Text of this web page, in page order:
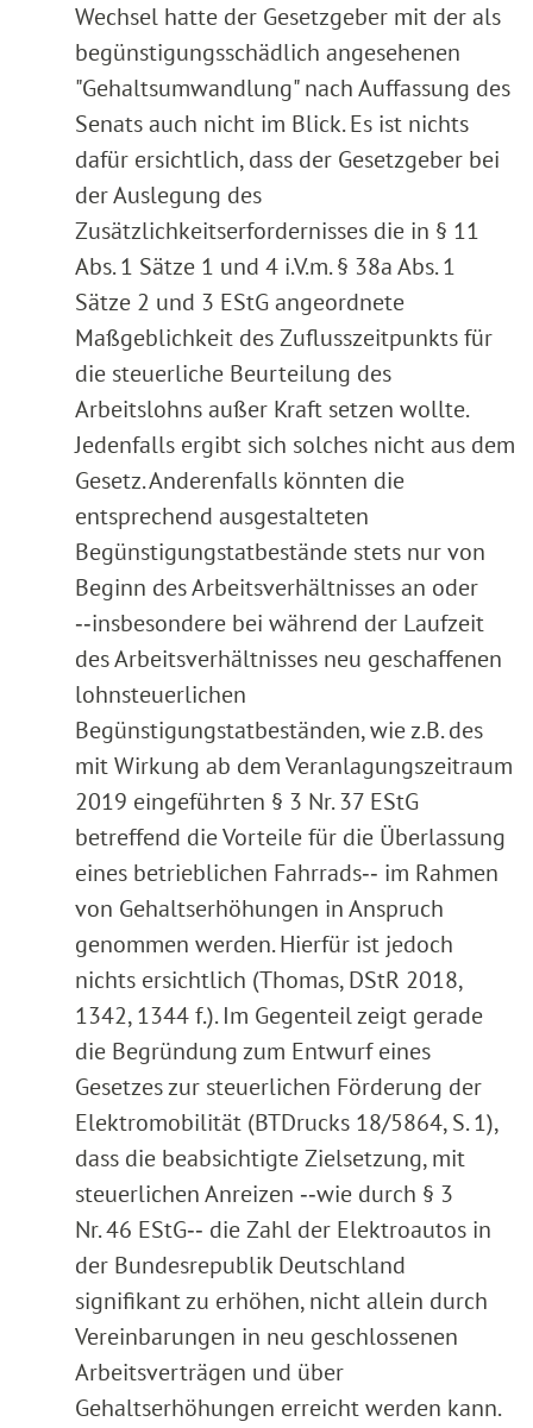
Wechsel hatte der Gesetzgeber mit der als
begünstigungsschädlich angesehenen
"Gehaltsumwandlung" nach Auffassung des
Senats auch nicht im Blick. Es ist nichts
dafür ersichtlich, dass der Gesetzgeber bei
der Auslegung des
Zusätzlichkeitserfordernisses die in § 11
Abs. 1 Sätze 1 und 4 i.V.m. § 38a Abs. 1
Sätze 2 und 3 EStG angeordnete
Maßgeblichkeit des Zuflusszeitpunkts für
die steuerliche Beurteilung des
Arbeitslohns außer Kraft setzen wollte.
Jedenfalls ergibt sich solches nicht aus dem
Gesetz. Anderenfalls könnten die
entsprechend ausgestalteten
Begünstigungstatbestände stets nur von
Beginn des Arbeitsverhältnisses an oder
‑‑insbesondere bei während der Laufzeit
des Arbeitsverhältnisses neu geschaffenen
lohnsteuerlichen
Begünstigungstatbeständen, wie z.B. des
mit Wirkung ab dem Veranlagungszeitraum
2019 eingeführten § 3 Nr. 37 EStG
betreffend die Vorteile für die Überlassung
eines betrieblichen Fahrrads‑‑ im Rahmen
von Gehaltserhöhungen in Anspruch
genommen werden. Hierfür ist jedoch
nichts ersichtlich (Thomas, DStR 2018,
1342, 1344 f.). Im Gegenteil zeigt gerade
die Begründung zum Entwurf eines
Gesetzes zur steuerlichen Förderung der
Elektromobilität (BTDrucks 18/5864, S. 1),
dass die beabsichtigte Zielsetzung, mit
steuerlichen Anreizen ‑‑wie durch § 3
Nr. 46 EStG‑‑ die Zahl der Elektroautos in
der Bundesrepublik Deutschland
signifikant zu erhöhen, nicht allein durch
Vereinbarungen in neu geschlossenen
Arbeitsverträgen und über
Gehaltserhöhungen erreicht werden kann.